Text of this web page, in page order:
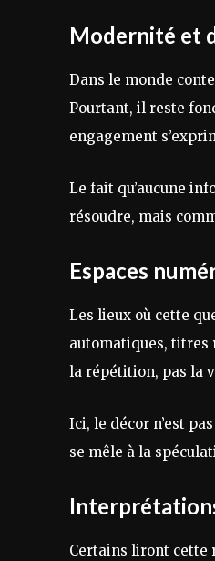
Modernité et
Dans le monde
Pourtant, il reste
engagement
Le fait qu’aucune
résoudre, mais
Espaces
Les lieux où cette
automatiques, titres
la répétition, pas la
Ici, le décor n’est
se mêle à la
Certains liront cette